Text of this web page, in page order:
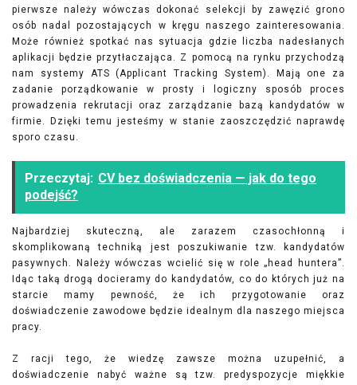
pierwsze należy wówczas dokonać selekcji by zawęzić grono
osób nadal pozostających w kręgu naszego zainteresowania.
Może również spotkać nas sytuacja gdzie liczba nadesłanych
aplikacji będzie przytłaczająca. Z pomocą na rynku przychodzą
nam systemy ATS (Applicant Tracking System). Mają one za
zadanie porządkowanie w prosty i logiczny sposób proces
prowadzenia rekrutacji oraz zarządzanie bazą kandydatów w
firmie. Dzięki temu jesteśmy w stanie zaoszczędzić naprawdę
sporo czasu.
Przeczytaj: CV bez doświadczenia — jak do tego
podejść?
Najbardziej skuteczną, ale zarazem czasochłonną i
skomplikowaną techniką jest poszukiwanie tzw. kandydatów
pasywnych. Należy wówczas wcielić się w role „head huntera”.
Idąc taką drogą docieramy do kandydatów, co do których już na
starcie mamy pewność, że ich przygotowanie oraz
doświadczenie zawodowe będzie idealnym dla naszego miejsca
pracy.
Z racji tego, że wiedzę zawsze można uzupełnić, a
doświadczenie nabyć ważne są tzw. predyspozycje miękkie